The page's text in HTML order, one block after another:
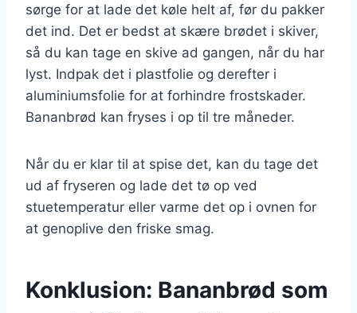
sørge for at lade det køle helt af, før du pakker
det ind. Det er bedst at skære brødet i skiver,
så du kan tage en skive ad gangen, når du har
lyst. Indpak det i plastfolie og derefter i
aluminiumsfolie for at forhindre frostskader.
Bananbrød kan fryses i op til tre måneder.
Når du er klar til at spise det, kan du tage det
ud af fryseren og lade det tø op ved
stuetemperatur eller varme det op i ovnen for
at genoplive den friske smag.
Konklusion: Bananbrød som